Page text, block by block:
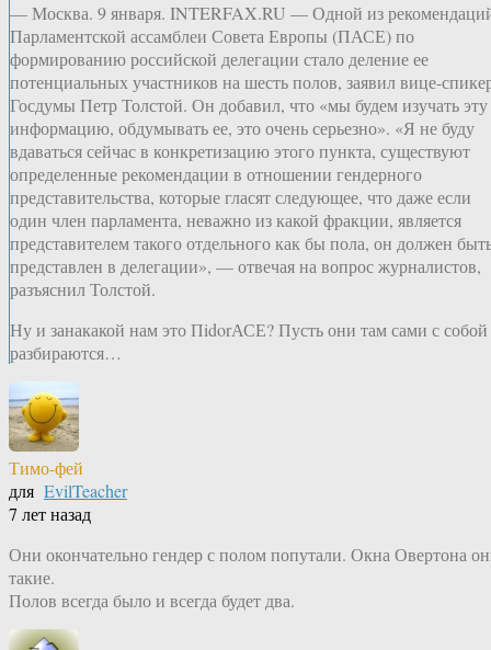
— Москва. 9 января. INTERFAX.RU — Одной из
Парламентской ассамблеи Совета Европы (ПАСЕ) по
формированию российской делегации стало деление ее
потенциальных участников на шесть полов, заявил вице-
Госдумы Петр Толстой. Он добавил, что «мы будем изучать эту
информацию, обдумывать ее, это очень серьезно». «Я не буду
вдаваться сейчас в конкретизацию этого пункта, существуют
определенные рекомендации в отношении гендерного
представительства, которые гласят следующее, что даже если
один член парламента, неважно из какой фракции, является
представителем такого отдельного как бы пола, он должен
представлен в делегации», — отвечая на вопрос журналистов,
разъяснил Толстой.
Ну и занакакой нам это ПidorАСЕ? Пусть они там сами с собой
разбираются…
Тимо-фей
для EvilTeacher
7 лет назад
Они окончательно гендер с полом попутали. Окна Овертона
такие.
Полов всегда было и всегда будет два.